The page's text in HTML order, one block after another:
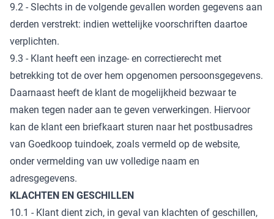
9.2 - Slechts in de volgende gevallen worden gegevens aan
derden verstrekt: indien wettelijke voorschriften daartoe
verplichten.
9.3 - Klant heeft een inzage- en correctierecht met
betrekking tot de over hem opgenomen persoonsgegevens.
Daarnaast heeft de klant de mogelijkheid bezwaar te
maken tegen nader aan te geven verwerkingen. Hiervoor
kan de klant een briefkaart sturen naar het postbusadres
van Goedkoop tuindoek, zoals vermeld op de website,
onder vermelding van uw volledige naam en
adresgegevens.
KLACHTEN EN GESCHILLEN
10.1 - Klant dient zich, in geval van klachten of geschillen,